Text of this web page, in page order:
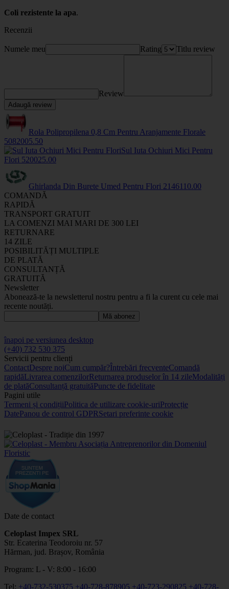
Coli rezistente la apa.
Recenzii
Numele meu Rating Titlu review
Review
Adaugă review
Rola Polipropilena 0,8 Cm Pentru Aranjamente Florale
5082005.50
Sul Iuta Ochiuri Mici Pentru
Flori 520025.00
Ghirlanda Din Burete Umed Pentru Flori 2146110.00
COMANDĂ
RAPIDĂ
TRANSPORT GRATUIT
LA COMENZI MAI MARI DE 300 LEI
RETURNARE
14 ZILE
POSIBILITĂȚI MULTIPLE
DE PLATĂ
CONSULTANȚĂ
GRATUITĂ
Newsletter
Abonează-te la newsletterul nostru pentru a fi la curent cu cele mai
recente noutăți.
Mă abonez
înapoi pe versiunea desktop
(+40) 732 530 375
Servicii pentru clienți
ContactDespre noiCum cumpăr?Întrebări frecventeComandă
rapidăLivrarea comenzilorReturnarea produselor în 14 zileModalități
de platăConsultanță gratuităPuncte de fidelitate
Pagini utile
Termeni și condițiiPolitica de utilizare cookie-uriProtecție
DatePanou de control GDPRSetari preferinte cookie
Date de contact
Celoplast Impex SRL
Str. Ecaterina Teodoroiu nr. 57
Hărman, jud. Brașov, România
Program: L - V: 8:00 - 16:00
Tel: +40-732-530375 +40-728-878905 +40-723-290825 +40-728-